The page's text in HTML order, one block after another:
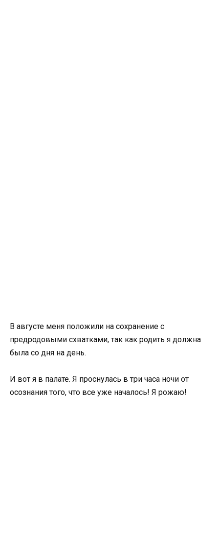
В августе меня положили на сохранение с
предродовыми схватками, так как родить я должна
была со дня на день.
И вот я в палате. Я проснулась в три часа ночи от
осознания того, что все уже началось! Я рожаю!